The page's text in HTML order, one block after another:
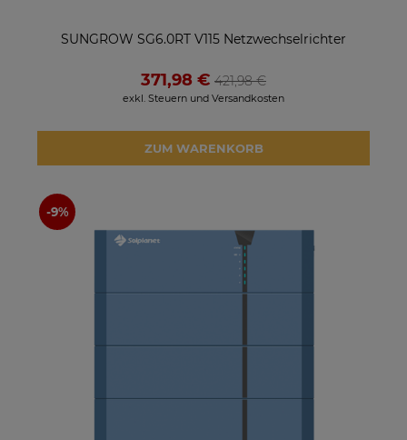
SUNGROW SG6.0RT V115 Netzwechselrichter
371,98 € 421,98 €
exkl. Steuern und Versandkosten
ZUM WARENKORB